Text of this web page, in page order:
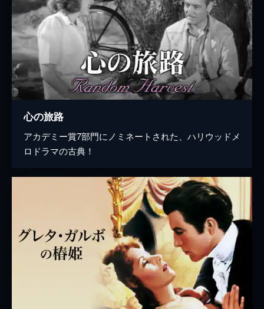
心の旅路
アカデミー賞7部門にノミネートされた、ハリウッドメ
ロドラマの古典！